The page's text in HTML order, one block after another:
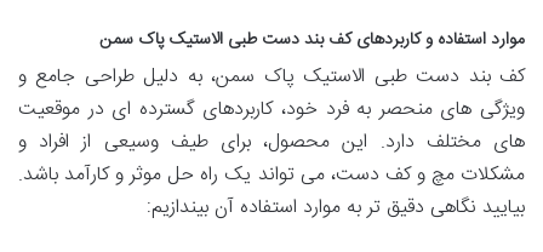
موارد استفاده و کاربردهای کف بند دست طبی الاستیک پاک سمن
کف بند دست طبی الاستیک پاک سمن، به دلیل طراحی جامع و
ویژگی های منحصر به فرد خود، کاربردهای گسترده ای در موقعیت
های مختلف دارد. این محصول، برای طیف وسیعی از افراد و
مشکلات مچ و کف دست، می تواند یک راه حل موثر و کارآمد باشد.
بیایید نگاهی دقیق تر به موارد استفاده آن بیندازیم: